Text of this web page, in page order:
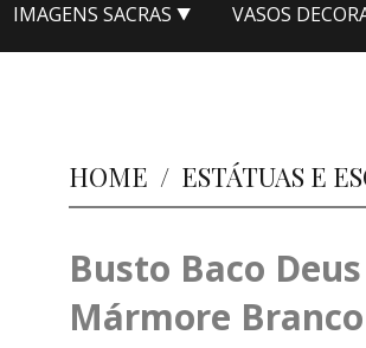
IMAGENS SACRAS VASOS
HOME / ESTÁTUAS E
Busto Baco
Mármore